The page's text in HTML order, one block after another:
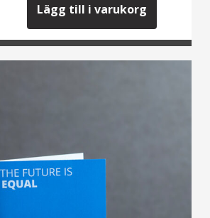
kr
kr
Lägg till i varukorg